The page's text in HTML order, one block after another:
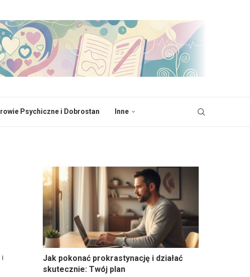
Psychiczne i Dobrostan Inne
i
Jak pokonać prokrastynację i działać
skutecznie: Twój plan